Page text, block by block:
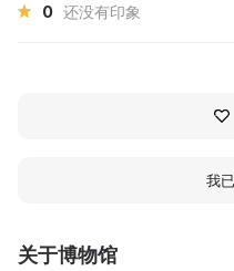
关于博物馆
0 还没有印象
我